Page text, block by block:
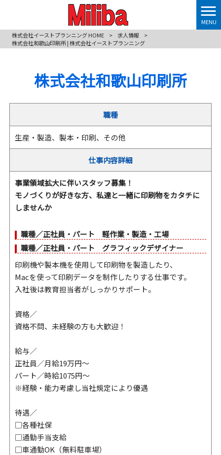
MENU
株式会社イーストプランニング HOME
> 求人情報
>
株式会社和歌山印刷所 | 株式会社イーストプランニング
株式会社和歌山印刷所
職種
生産・製造、製本・印刷、その他
仕事内容詳細
事業領域拡大に伴いスタッフ募集！
モノづくりが好きな方、私達と一緒に印刷物をカタチに
しませんか
職種／正社員・パート 軽作業・製造・工場
職種／正社員・パート グラフィックデザイナー
印刷機や製本機を使用して印刷物を製造したり、
Macを使って印刷データを制作したりする仕事です。
入社後は教育担当者がしっかりサポート。
資格／
資格不問、未経験の方も大歓迎！
給与／
正社員／月給19万円～
パート／時給1075円～
※経験・能力考慮し当社規定により優遇
待遇／
□各種社保
□通勤手当支給
□車通勤OK（無料駐車場）